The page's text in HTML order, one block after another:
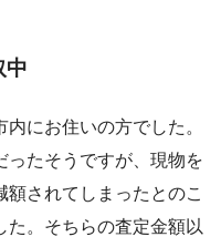
中
にお住いの方でした。
ったそうですが、現物を
されてしまったとのこ
た。そちらの査定金額以